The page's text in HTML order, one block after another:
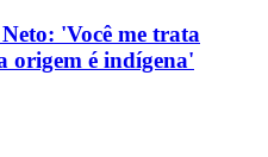
'Você me trata
origem é indígena'